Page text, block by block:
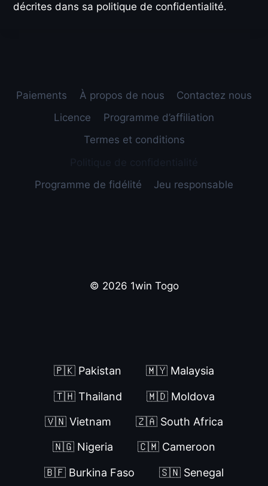
décrites dans sa politique de confidentialité.
Paiements À propos de nous
Contactez nous
Licence
Programme d’affiliation
Termes et conditions
Programme de fidélité
Jeu responsable
© 2026 1win Togo
🇵🇰 Pakistan 🇲🇾 Malaysia
🇹🇭 Thailand 🇲🇩 Moldova
🇻🇳 Vietnam 🇿🇦 South Africa
🇳🇬 Nigeria 🇨🇲 Cameroon
🇧🇫 Burkina Faso 🇸🇳 Senegal